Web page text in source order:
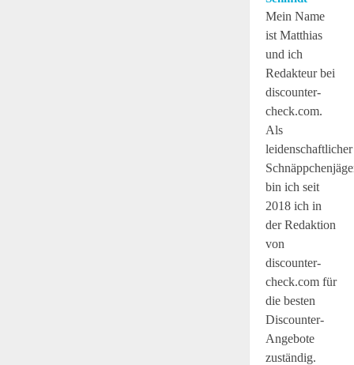
Mein Name
ist Matthias
und ich
Redakteur bei
discounter-
check.com.
Als
leidenschaftlicher
bin ich seit
2018 ich in
der Redaktion
von
discounter-
check.com für
die besten
Discounter-
Angebote
zuständig.